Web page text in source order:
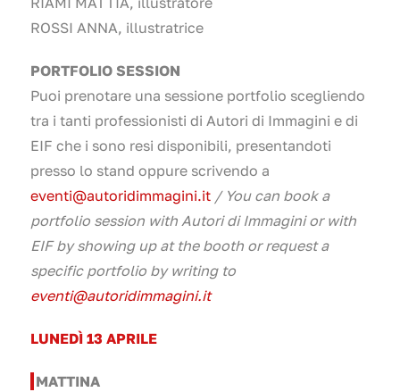
ROSSI ANNA, illustratrice
PORTFOLIO SESSION
Puoi prenotare una sessione portfolio scegliendo
tra i tanti professionisti di Autori di Immagini e di
EIF che i sono resi disponibili, presentandoti
presso lo stand oppure scrivendo a
eventi@autoridimmagini.it / You can book a
portfolio session with Autori di Immagini or with
EIF by showing up at the booth or request a
specific portfolio by writing to
eventi@autoridimmagini.it
LUNEDÌ 13 APRILE
MATTINA